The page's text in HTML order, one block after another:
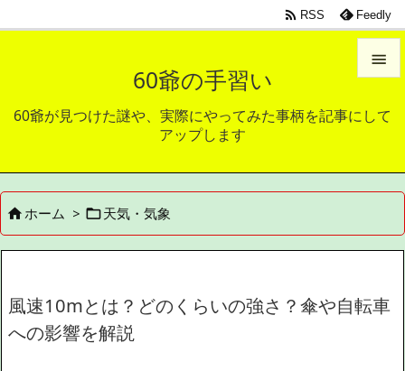
60爺の手習い
60爺が見つけた謎や、実際にやってみた事柄を記事にして
アップします

メニュ
サイド



 RSS Feedly
ホーム > 天気・気象
風速10mとは？どのくらいの強さ？傘や自転車
への影響を解説